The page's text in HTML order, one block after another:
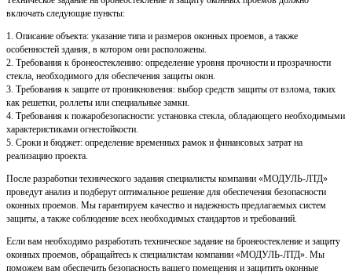
включать следующие пункты:
1. Описание объекта: указание типа и размеров оконных проемов, а также
особенностей здания, в котором они расположены.
2. Требования к бронеостеклению: определение уровня прочности и прозрачности
стекла, необходимого для обеспечения защиты окон.
3. Требования к защите от проникновения: выбор средств защиты от взлома, таких
как решетки, роллеты или специальные замки.
4. Требования к пожаробезопасности: установка стекла, обладающего необходимыми
характеристиками огнестойкости.
5. Сроки и бюджет: определение временных рамок и финансовых затрат на
реализацию проекта.
После разработки технического задания специалисты компании «МОДУЛЬ-ЛТД»
проведут анализ и подберут оптимальное решение для обеспечения безопасности
оконных проемов. Мы гарантируем качество и надежность предлагаемых систем
защиты, а также соблюдение всех необходимых стандартов и требований.
Если вам необходимо разработать техническое задание на бронеостекление и защиту
оконных проемов, обращайтесь к специалистам компании «МОДУЛЬ-ЛТД». Мы
поможем вам обеспечить безопасность вашего помещения и защитить оконные